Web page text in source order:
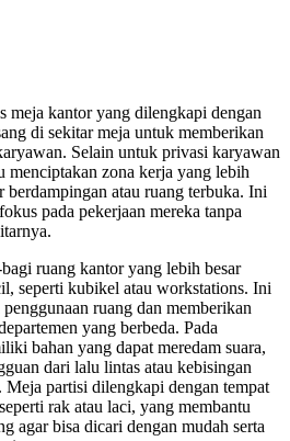
meja kantor yang dilengkapi dengan
di sekitar meja untuk memberikan
Selain untuk privasi karyawan
menciptakan zona kerja yang lebih
atau ruang terbuka. Ini
pada pekerjaan mereka tanpa
ruang kantor yang lebih besar
seperti kubikel atau workstations. Ini
ruang dan memberikan
yang berbeda. Pada
bahan yang dapat meredam suara,
dari lalu lintas atau kebisingan
partisi dilengkapi dengan tempat
rak atau laci, yang membantu
agar bisa dicari dengan mudah serta